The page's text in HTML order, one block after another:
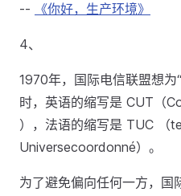
-- 《你好，生产环境》
4、
1970年，国际电信联盟想为
时，英语的缩写是 CUT（
），法语的缩写是 TUC （
Universecoordonné）。
为了避免偏向任何一方，国